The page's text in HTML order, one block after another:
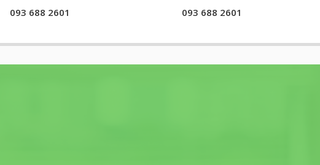
093 688 2601 093 688 2601